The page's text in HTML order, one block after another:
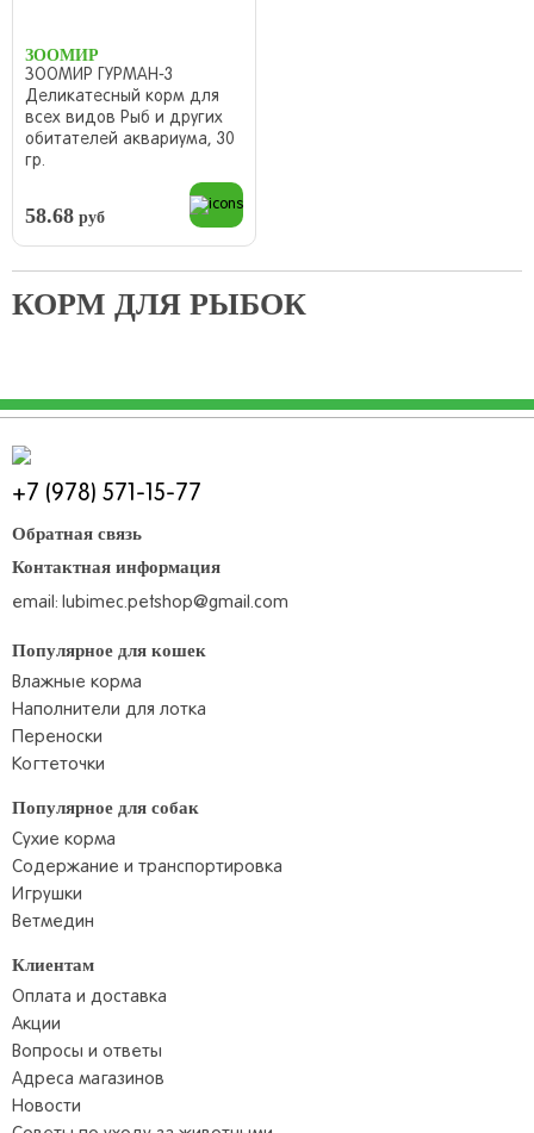
ЗООМИР
ЗООМИР ГУРМАН-3
Деликатесный корм для
всех видов Рыб и других
обитателей аквариума, 30
гр.
58.68 руб
КОРМ ДЛЯ РЫБОК
+7 (978) 571-15-77
Обратная связь
Контактная информация
email: lubimec.petshop@gmail.com
Популярное для кошек
Влажные корма
Наполнители для лотка
Переноски
Когтеточки
Популярное для собак
Сухие корма
Содержание и транспортировка
Игрушки
Ветмедин
Клиентам
Оплата и доставка
Акции
Вопросы и ответы
Адреса магазинов
Новости